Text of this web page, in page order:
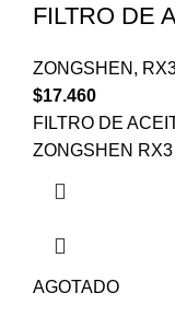
FILTRO DE
ZONGSHEN ,
$17.460
FILTRO DE
ZONGSHEN
AGOTADO